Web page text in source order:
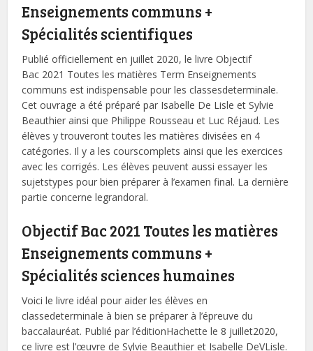
Enseignements communs +
Spécialités scientifiques
Publié officiellement en juillet 2020, le livre Objectif
Bac 2021 Toutes les matières Term Enseignements
communs est indispensable pour les classesdeterminale.
Cet ouvrage a été préparé par Isabelle De Lisle et Sylvie
Beauthier ainsi que Philippe Rousseau et Luc Réjaud. Les
élèves y trouveront toutes les matières divisées en 4
catégories. Il y a les courscomplets ainsi que les exercices
avec les corrigés. Les élèves peuvent aussi essayer les
sujetstypes pour bien préparer à l’examen final. La dernière
partie concerne legrandoral.
Objectif Bac 2021 Toutes les matières
Enseignements communs +
Spécialités sciences humaines
Voici le livre idéal pour aider les élèves en
classedeterminale à bien se préparer à l’épreuve du
baccalauréat. Publié par l’éditionHachette le 8 juillet2020,
ce livre est l’œuvre de Sylvie Beauthier et Isabelle DeVLisle.